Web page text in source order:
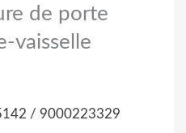
de porte
vaisselle
/ 9000223329